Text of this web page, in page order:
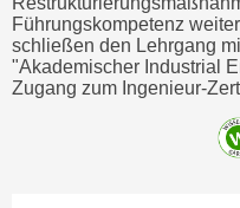
Führungskompetenz
schließen den Lehrgang
"Akademischer Industrial
Zugang zum Ingenieur-